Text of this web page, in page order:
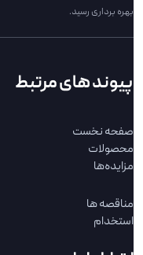
بهره برداری رسید.
پیوند های مرتبط
صفحه نخست
محصولات
مزایده‌ها
مناقصه ها
استخدام